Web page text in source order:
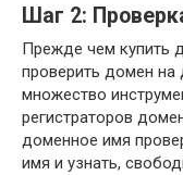
Шаг 2:
Прежде чем купить
проверить домен на
множество
регистраторов
доменное имя
имя и узнать,